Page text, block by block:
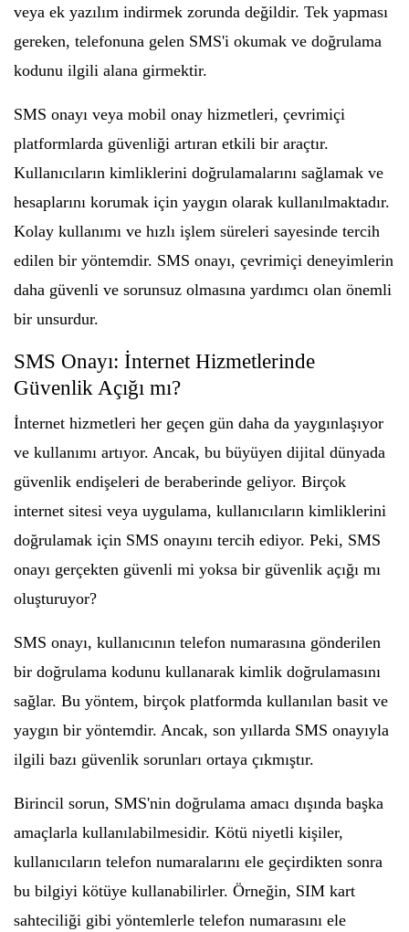
veya ek yazılım indirmek zorunda değildir. Tek yapması
gereken, telefonuna gelen SMS'i okumak ve doğrulama
kodunu ilgili alana girmektir.
SMS onayı veya mobil onay hizmetleri, çevrimiçi
platformlarda güvenliği artıran etkili bir araçtır.
Kullanıcıların kimliklerini doğrulamalarını sağlamak ve
hesaplarını korumak için yaygın olarak kullanılmaktadır.
Kolay kullanımı ve hızlı işlem süreleri sayesinde tercih
edilen bir yöntemdir. SMS onayı, çevrimiçi deneyimlerin
daha güvenli ve sorunsuz olmasına yardımcı olan önemli
bir unsurdur.
SMS Onayı: İnternet Hizmetlerinde
Güvenlik Açığı mı?
İnternet hizmetleri her geçen gün daha da yaygınlaşıyor
ve kullanımı artıyor. Ancak, bu büyüyen dijital dünyada
güvenlik endişeleri de beraberinde geliyor. Birçok
internet sitesi veya uygulama, kullanıcıların kimliklerini
doğrulamak için SMS onayını tercih ediyor. Peki, SMS
onayı gerçekten güvenli mi yoksa bir güvenlik açığı mı
oluşturuyor?
SMS onayı, kullanıcının telefon numarasına gönderilen
bir doğrulama kodunu kullanarak kimlik doğrulamasını
sağlar. Bu yöntem, birçok platformda kullanılan basit ve
yaygın bir yöntemdir. Ancak, son yıllarda SMS onayıyla
ilgili bazı güvenlik sorunları ortaya çıkmıştır.
Birincil sorun, SMS'nin doğrulama amacı dışında başka
amaçlarla kullanılabilmesidir. Kötü niyetli kişiler,
kullanıcıların telefon numaralarını ele geçirdikten sonra
bu bilgiyi kötüye kullanabilirler. Örneğin, SIM kart
sahteciliği gibi yöntemlerle telefon numarasını ele